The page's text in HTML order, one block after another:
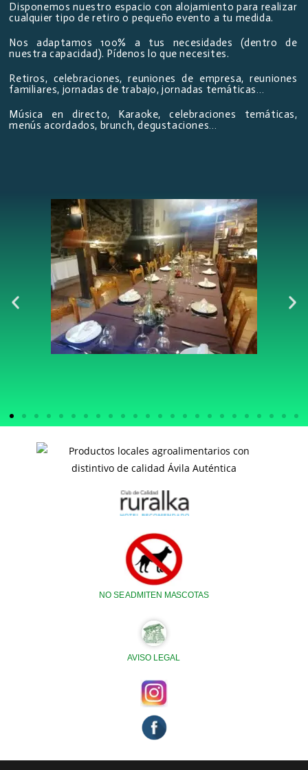
Disponemos nuestro espacio con alojamiento para realizar
cualquier tipo de retiro o pequeño evento a tu medida.
Nos adaptamos 100% a tus necesidades (dentro de
nuestra capacidad). Pídenos lo que necesites.
Retiros, celebraciones, reuniones de empresa, reuniones
familiares, jornadas de trabajo, jornadas temáticas…
Música en directo, Karaoke, celebraciones temáticas,
menús acordados, brunch, degustaciones…
NO SE ADMITEN MASCOTAS
AVISO LEGAL